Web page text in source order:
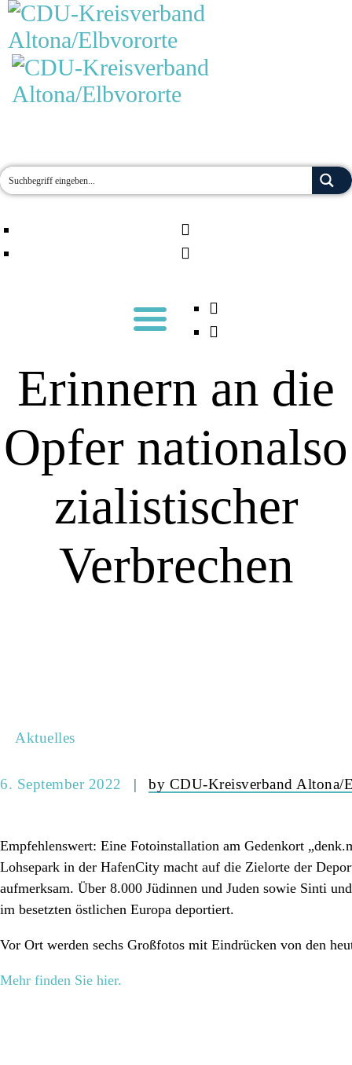
Erinnern an die
Opfer nationalso
zialistischer
Verbrechen
MOIN!
AKTUELLES
ÜBER UNS
ORTSVERBÄNDE
JETZT ENGAGIEREN!
KONTAKT
Aktuelles
6. September 2022 by CDU-Kreisverband Altona/
Empfehlenswert: Eine Fotoinstallation am Gedenkort
Lohsepark in der HafenCity macht auf die Zielorte der
aufmerksam. Über 8.000 Jüdinnen und Juden sowie Sinti
im besetzten östlichen Europa deportiert.
Vor Ort werden sechs Großfotos mit Eindrücken von den
Mehr finden Sie hier.